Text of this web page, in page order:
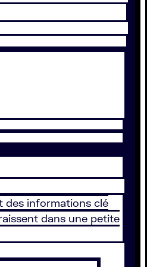
des informations clé
dans une petite